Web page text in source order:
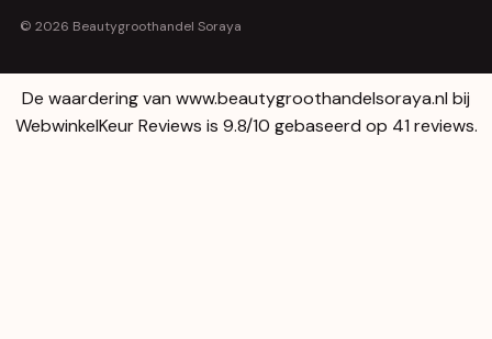
© 2026 Beautygroothandel Soraya
De waardering van www.beautygroothandelsoraya.nl bij
WebwinkelKeur Reviews is 9.8/10 gebaseerd op 41 reviews.